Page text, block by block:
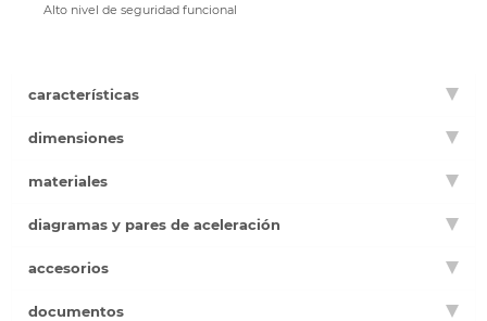
Alto nivel de seguridad funcional
características
dimensiones
materiales
diagramas y pares de aceleración
accesorios
documentos